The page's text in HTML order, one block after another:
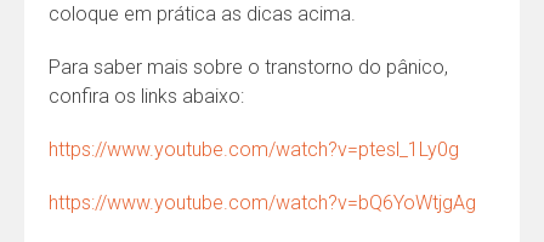
coloque em prática as dicas acima.
Para saber mais sobre o transtorno do pânico,
confira os links abaixo:
https://www.youtube.com/watch?v=ptesl_1Ly0g
https://www.youtube.com/watch?v=bQ6YoWtjgAg